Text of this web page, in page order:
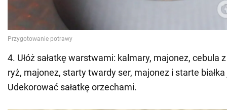
4. Ułóż sałatkę warstwami: kalmary, majonez, cebula
ryż, majonez, starty twardy ser, majonez i starte
Udekorować sałatkę orzechami.